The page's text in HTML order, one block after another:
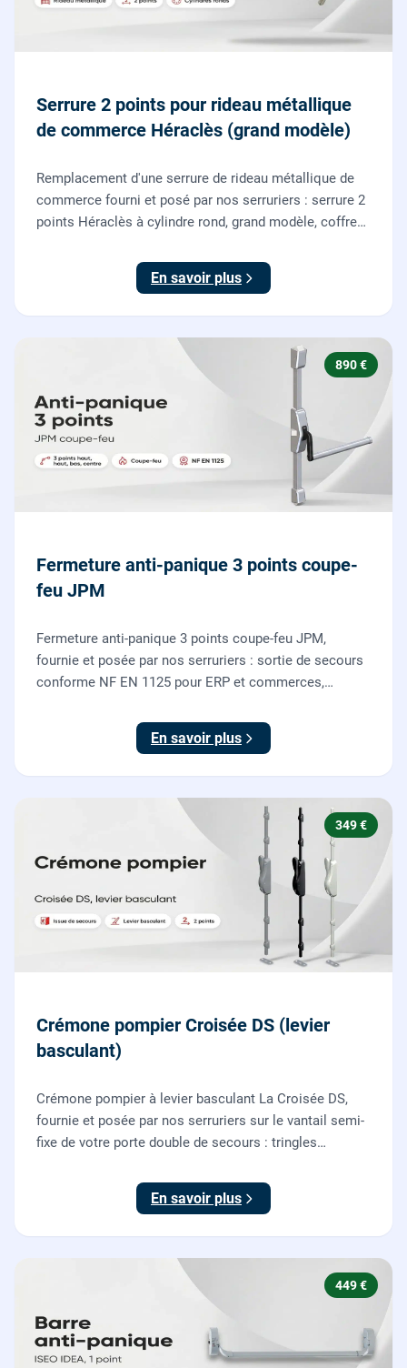
Serrure 2 points pour rideau métallique
de commerce Héraclès (grand modèle)
Remplacement d'une serrure de rideau métallique de
commerce fourni et posé par nos serruriers : serrure 2
points Héraclès à cylindre rond, grand modèle, coffre
des deux points de verrouillage.
En savoir plus
890 €
Fermeture anti-panique 3 points coupe-
feu JPM
Fermeture anti-panique 3 points coupe-feu JPM,
fournie et posée par nos serruriers : sortie de secours
conforme NF EN 1125 pour ERP et commerces,
En savoir plus
349 €
Crémone pompier Croisée DS (levier
basculant)
Crémone pompier à levier basculant La Croisée DS,
fournie et posée par nos serruriers sur le vantail semi-
fixe de votre porte double de secours : tringles
En savoir plus
449 €